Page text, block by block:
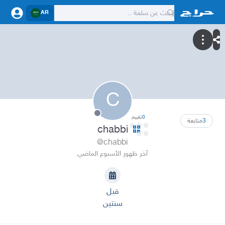
AR
C
3متابعة 0تقييم
chabbi
@chabbi
آخر ظهور الأسبوع الماضي
قبل
سنتين